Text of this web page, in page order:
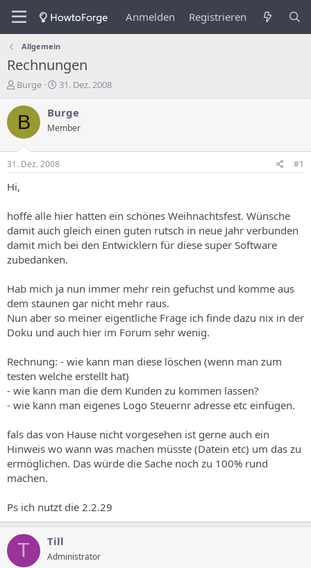
Anmelden Registrieren
Allgemein
Rechnungen
E
s
e
e
r
d
s
T
h
e
s
Burge
E
s
e
l
u
d
a
t
u
31. Dez. 2008
B Burge
Member
31. Dez. 2008 #1
Hi,
hoffe alle hier hatten ein schönes Weihnachtsfest. Wünsche
damit auch gleich einen guten rutsch in neue Jahr verbunden
damit mich bei den Entwicklern für diese super Software
zubedanken.
Hab mich ja nun immer mehr rein gefuchst und komme aus
dem staunen gar nicht mehr raus.
Nun aber so meiner eigentliche Frage ich finde dazu nix in der
Doku und auch hier im Forum sehr wenig.
Rechnung: - wie kann man diese löschen (wenn man zum
testen welche erstellt hat)
- wie kann man die dem Kunden zu kommen lassen?
- wie kann man eigenes Logo Steuernr adresse etc einfügen.
fals das von Hause nicht vorgesehen ist gerne auch ein
Hinweis wo wann was machen müsste (Datein etc) um das zu
ermöglichen. Das würde die Sache noch zu 100% rund
machen.
Ps ich nutzt die 2.2.29
T Till
Administrator